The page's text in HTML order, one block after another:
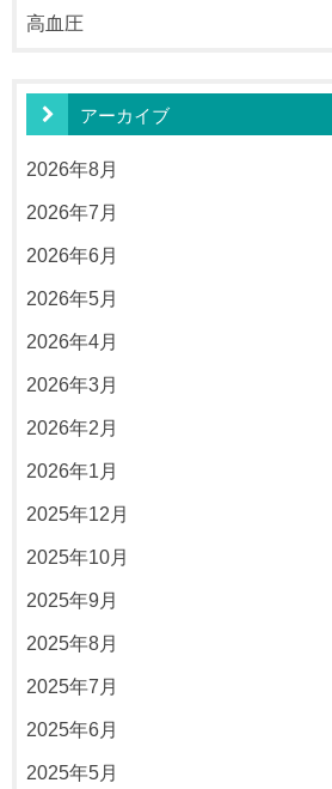
高血圧
アーカイブ
2026年8月
2026年7月
2026年6月
2026年5月
2026年4月
2026年3月
2026年2月
2026年1月
2025年12月
2025年10月
2025年9月
2025年8月
2025年7月
2025年6月
2025年5月